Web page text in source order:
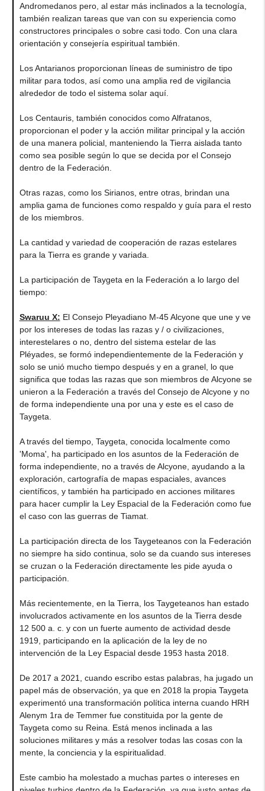
Andromedanos pero, al estar más inclinados a la tecnología,
también realizan tareas que van con su experiencia como
constructores principales o sobre casi todo. Con una clara
orientación y consejería espiritual también.
Los Antarianos proporcionan líneas de suministro de tipo
militar para todos, así como una amplia red de vigilancia
alrededor de todo el sistema solar aquí.
Los Centauris, también conocidos como Alfratanos,
proporcionan el poder y la acción militar principal y la acción
de una manera policial, manteniendo la Tierra aislada tanto
como sea posible según lo que se decida por el Consejo
dentro de la Federación.
Otras razas, como los Sirianos, entre otras, brindan una
amplia gama de funciones como respaldo y guía para el resto
de los miembros.
La cantidad y variedad de cooperación de razas estelares
para la Tierra es grande y variada.
La participación de Taygeta en la Federación a lo largo del
tiempo:
Swaruu X: El Consejo Pleyadiano M-45 Alcyone que une y ve
por los intereses de todas las razas y / o civilizaciones,
interestelares o no, dentro del sistema estelar de las
Pléyades, se formó independientemente de la Federación y
solo se unió mucho tiempo después y en a granel, lo que
significa que todas las razas que son miembros de Alcyone se
unieron a la Federación a través del Consejo de Alcyone y no
de forma independiente una por una y este es el caso de
Taygeta.
A través del tiempo, Taygeta, conocida localmente como
'Moma', ha participado en los asuntos de la Federación de
forma independiente, no a través de Alcyone, ayudando a la
exploración, cartografía de mapas espaciales, avances
científicos, y también ha participado en acciones militares
para hacer cumplir la Ley Espacial de la Federación como fue
el caso con las guerras de Tiamat.
La participación directa de los Taygeteanos con la Federación
no siempre ha sido continua, solo se da cuando sus intereses
se cruzan o la Federación directamente les pide ayuda o
participación.
Más recientemente, en la Tierra, los Taygeteanos han estado
involucrados activamente en los asuntos de la Tierra desde
12 500 a. c. y con un fuerte aumento de actividad desde
1919, participando en la aplicación de la ley de no
intervención de la Ley Espacial desde 1953 hasta 2018.
De 2017 a 2021, cuando escribo estas palabras, ha jugado un
papel más de observación, ya que en 2018 la propia Taygeta
experimentó una transformación política interna cuando HRH
Alenym 1ra de Temmer fue constituida por la gente de
Taygeta como su Reina. Está menos inclinada a las
soluciones militares y más a resolver todas las cosas con la
mente, la conciencia y la espiritualidad.
Este cambio ha molestado a muchas partes o intereses en